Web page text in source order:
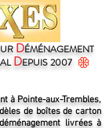
DÉMÉNAGEMENT
DEPUIS 2007
à Pointe-aux-Trembles,
de boîtes de carton
livrées à